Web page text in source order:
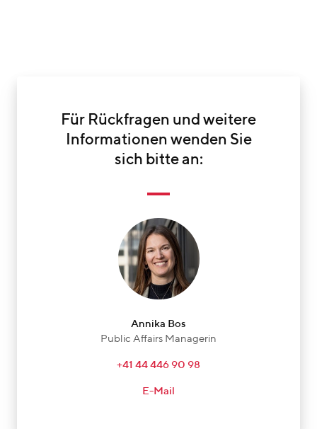
Für Rückfragen und weitere
Informationen wenden Sie
sich bitte an:
Annika Bos
Public Affairs Managerin
+41 44 446 90 98
E-Mail